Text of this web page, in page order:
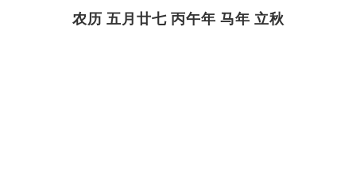
农历 五月廿七 丙午年 马年 立秋